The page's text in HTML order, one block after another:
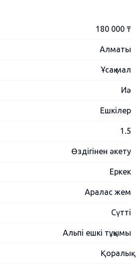
180 000 ₸
Алматы
Ұсақ мал
Иә
Ешкілер
1.5
Өздігінен әкету
Еркек
Аралас жем
Сүтті
Альпі ешкі тұқымы
Қоралық